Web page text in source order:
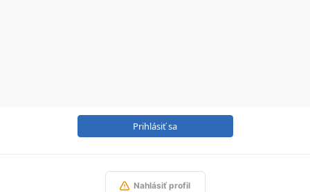
Prihlásiť sa
Nahlásiť profil